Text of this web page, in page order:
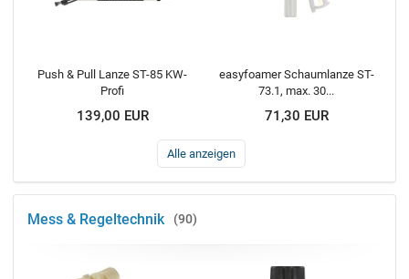
Push & Pull Lanze ST-85 KW-
Profi
139,00 EUR
easyfoamer Schaumlanze ST-
73.1, max. 30...
71,30 EUR
Alle anzeigen
Mess & Regeltechnik 90